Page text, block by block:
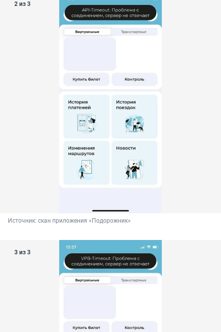
2 из 3
Источник: скан приложения «Подорожник»
3 из 3